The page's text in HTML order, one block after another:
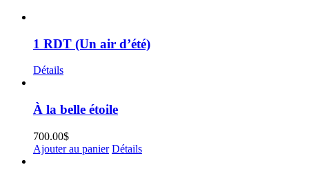
1 RDT (Un air d’été)
Détails
À la belle étoile
700.00$
Ajouter au panier Détails